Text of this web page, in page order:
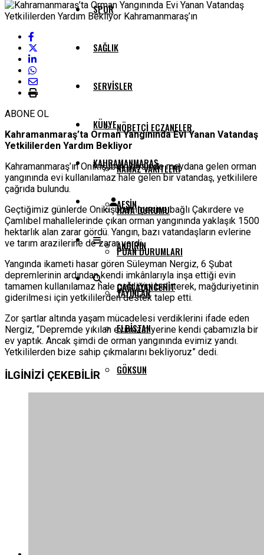
SPOR
SAĞLIK
SERVISLER
NÖBETÇI ECZANELER
NAMAZ VAKITLERI
HAVA DURUMU
PUAN DURUMLARI
YAYINLAR
KÜNYE
KAHRAMANMARAŞ
AFŞIN
ANDIRIN
ÇAĞLAYANCERIT
ELBISTAN
GÖKSUN
ABONE OL
Kahramanmaraş’ta Orman Yangınında Evi Yanan Vatandaş
Yetkililerden Yardım Bekliyor
Kahramanmaraş’ın Onikişubat ilçesinde meydana gelen orman
yangınında evi kullanılamaz hale gelen bir vatandaş, yetkililere
çağrıda bulundu.
Geçtiğimiz günlerde Onikişubat ilçesine bağlı Çakırdere ve
Çamlıbel mahallelerinde çıkan orman yangınında yaklaşık 1500
hektarlık alan zarar gördü. Yangın, bazı vatandaşların evlerine
ve tarım arazilerine de zarar verdi.
Yangında ikameti hasar gören Süleyman Nergiz, 6 Şubat
depremlerinin ardından kendi imkânlarıyla inşa ettiği evin
tamamen kullanılamaz hale geldiğini belirterek, mağduriyetinin
giderilmesi için yetkililerden destek talep etti.
Zor şartlar altında yaşam mücadelesi verdiklerini ifade eden
Nergiz, “Depremde yıkılan evimizin yerine kendi çabamızla bir
ev yaptık. Ancak şimdi de orman yangınında evimiz yandı.
Yetkililerden bize sahip çıkmalarını bekliyoruz” dedi.
İLGİNİZİ ÇEKEBİLİR